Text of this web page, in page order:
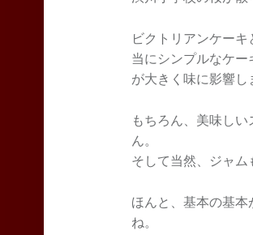
ビクトリアンケー
当にシンプルなケ
が大きく味に影響し
もちろん、美味し
ん。
そして当然、ジャム
ほんと、基本の基
ね。